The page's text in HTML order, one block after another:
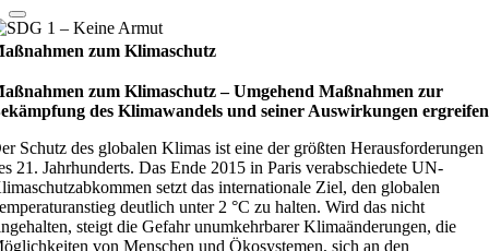
zum Klimaschutz
zum Klimaschutz – Umge­hend Maß­nah­men zur
des Kli­ma­wan­dels und sei­ner Aus­wir­kun­gen ergrei­fen
Schutz des globalen Klimas ist eine der größten Herausforderungen
21. Jahrhunderts. Das Ende 2015 in Paris verabschiedete UN-
setzt das internationale Ziel, den globalen
deutlich unter 2 °C zu halten. Wird das nicht
steigt die Gefahr unumkehrbarer Klimaänderungen, die
von Menschen und Ökosystemen, sich an den